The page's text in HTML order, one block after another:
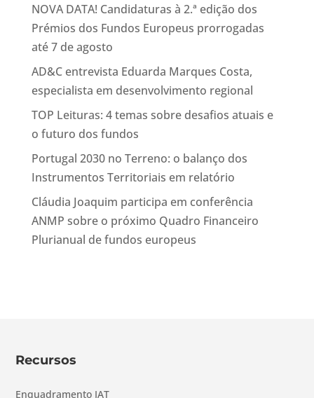
NOVA DATA! Candidaturas à 2.ª edição dos
Prémios dos Fundos Europeus prorrogadas
até 7 de agosto
AD&C entrevista Eduarda Marques Costa,
especialista em desenvolvimento regional
TOP Leituras: 4 temas sobre desafios atuais e
o futuro dos fundos
Portugal 2030 no Terreno: o balanço dos
Instrumentos Territoriais em relatório
Cláudia Joaquim participa em conferência
ANMP sobre o próximo Quadro Financeiro
Plurianual de fundos europeus
Recursos
Enquadramento IAT